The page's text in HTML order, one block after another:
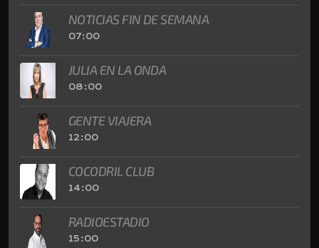
NOTICIAS FIN DE SEMANA
07:00
JULIA EN LA ONDA
08:00
GENTE VIAJERA
12:00
COCODRIL CLUB
14:00
RADIOESTADIO
15:00